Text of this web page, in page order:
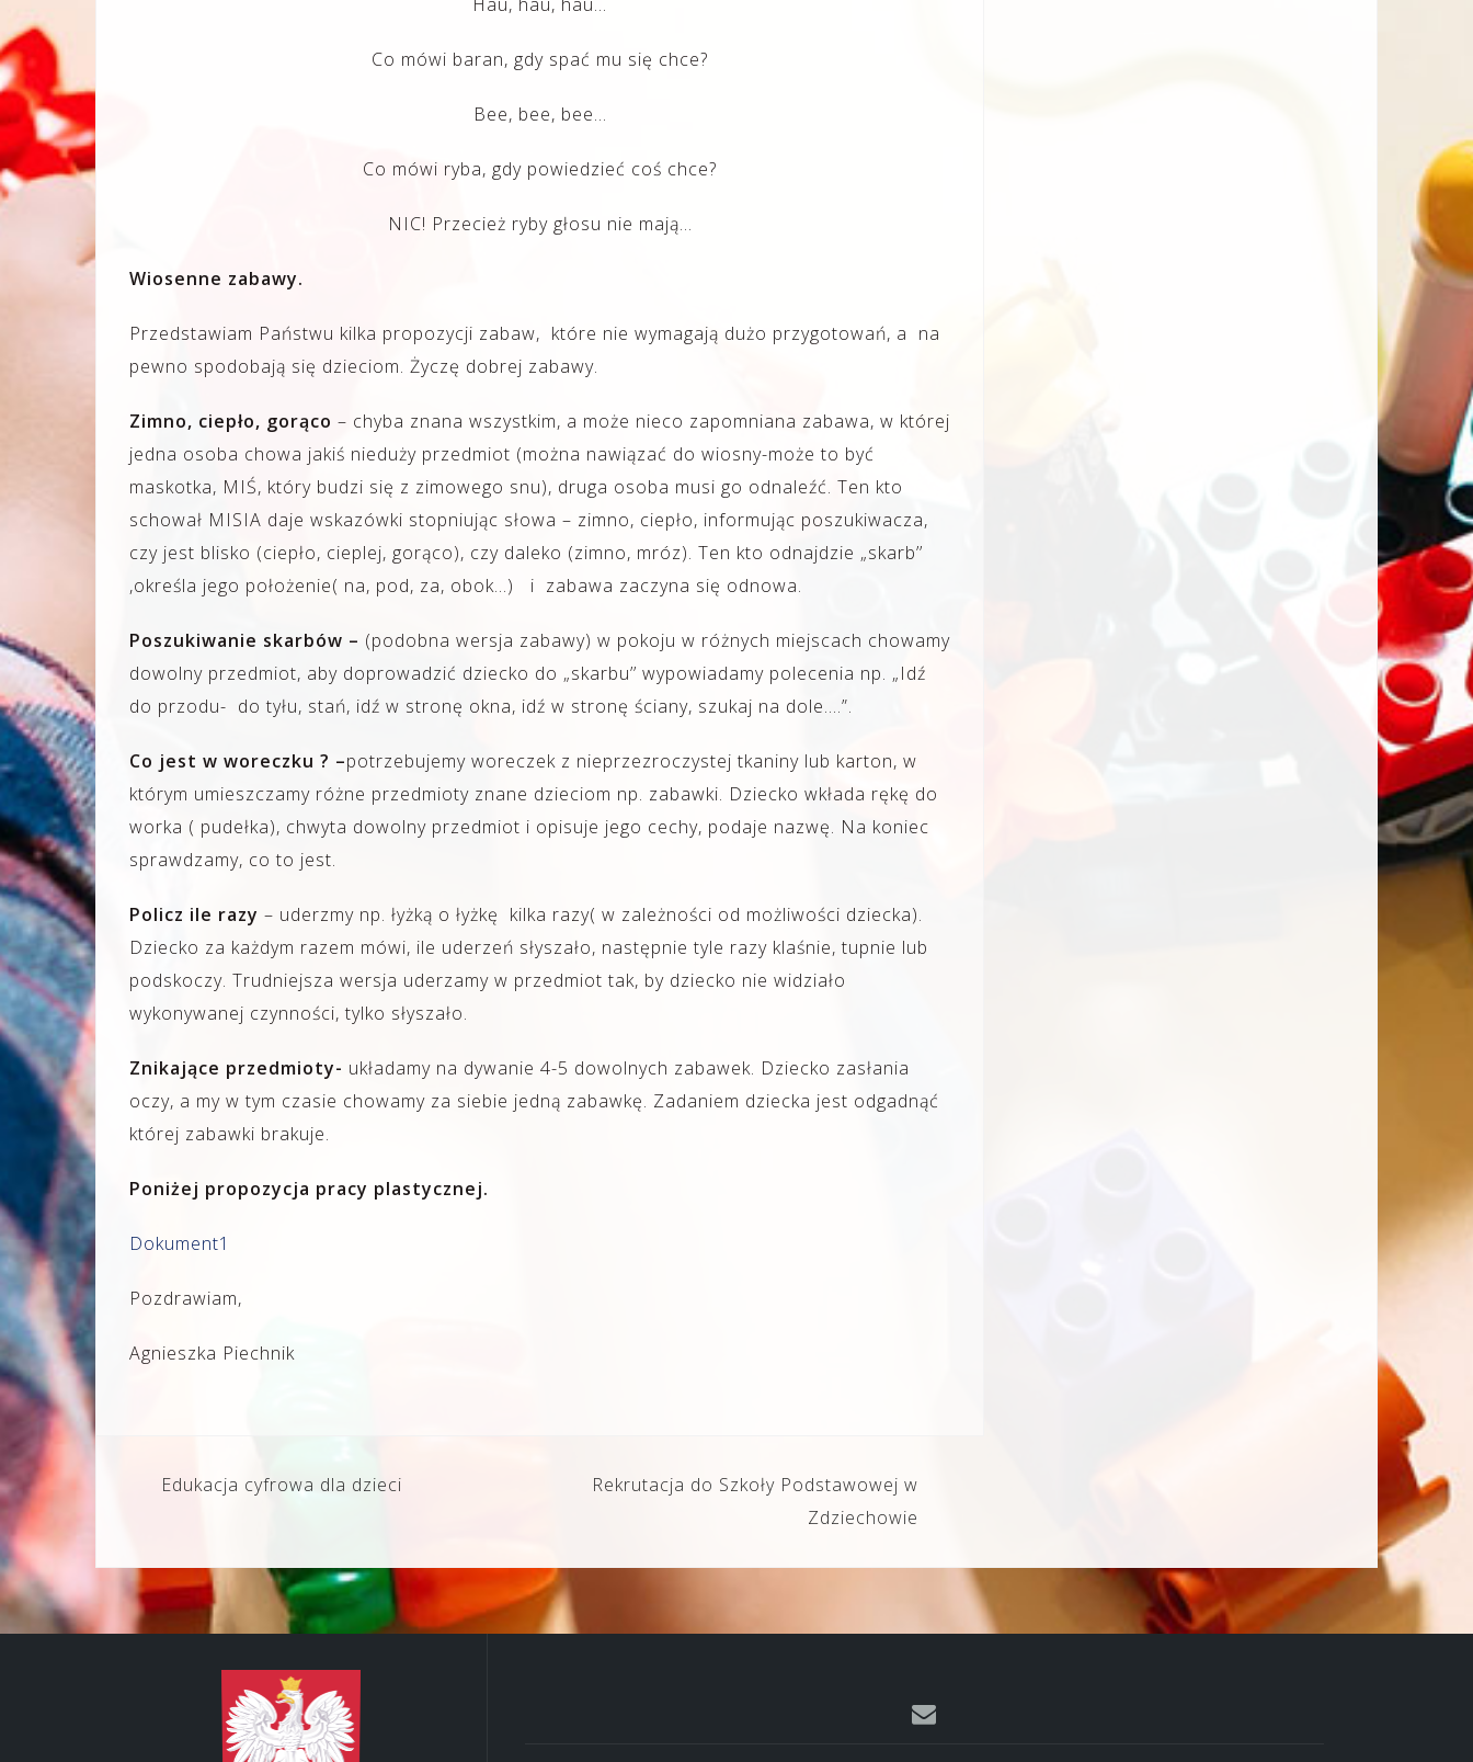
Co mówi baran, gdy spać mu się chce?
Bee, bee, bee…
Co mówi ryba, gdy powiedzieć coś chce?
NIC! Przecież ryby głosu nie mają…
Wiosenne zabawy.
Przedstawiam Państwu kilka propozycji zabaw, które nie wymagają dużo przygotowań, a na
pewno spodobają się dzieciom. Życzę dobrej zabawy.
Zimno, ciepło, gorąco – chyba znana wszystkim, a może nieco zapomniana zabawa, w której
jedna osoba chowa jakiś nieduży przedmiot (można nawiązać do wiosny-może to być
maskotka, MIŚ, który budzi się z zimowego snu), druga osoba musi go odnaleźć. Ten kto
schował MISIA daje wskazówki stopniując słowa – zimno, ciepło, informując poszukiwacza,
czy jest blisko (ciepło, cieplej, gorąco), czy daleko (zimno, mróz). Ten kto odnajdzie „skarb’’
,określa jego położenie( na, pod, za, obok…) i zabawa zaczyna się odnowa.
Poszukiwanie skarbów – (podobna wersja zabawy) w pokoju w różnych miejscach chowamy
dowolny przedmiot, aby doprowadzić dziecko do „skarbu’’ wypowiadamy polecenia np. „Idź
do przodu- do tyłu, stań, idź w stronę okna, idź w stronę ściany, szukaj na dole….”.
Co jest w woreczku ? –potrzebujemy woreczek z nieprzezroczystej tkaniny lub karton, w
którym umieszczamy różne przedmioty znane dzieciom np. zabawki. Dziecko wkłada rękę do
worka ( pudełka), chwyta dowolny przedmiot i opisuje jego cechy, podaje nazwę. Na koniec
sprawdzamy, co to jest.
Policz ile razy – uderzmy np. łyżką o łyżkę kilka razy( w zależności od możliwości dziecka).
Dziecko za każdym razem mówi, ile uderzeń słyszało, następnie tyle razy klaśnie, tupnie lub
podskoczy. Trudniejsza wersja uderzamy w przedmiot tak, by dziecko nie widziało
wykonywanej czynności, tylko słyszało.
Znikające przedmioty- układamy na dywanie 4-5 dowolnych zabawek. Dziecko zasłania
oczy, a my w tym czasie chowamy za siebie jedną zabawkę. Zadaniem dziecka jest odgadnąć
której zabawki brakuje.
Poniżej propozycja pracy plastycznej.
Dokument1
Pozdrawiam,
Agnieszka Piechnik
Nawigacja
Edukacja cyfrowa dla dzieci
Rekrutacja do Szkoły Podstawowej w
Zdziechowie